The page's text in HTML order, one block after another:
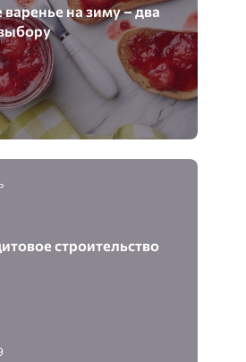
на зиму – два
строительство